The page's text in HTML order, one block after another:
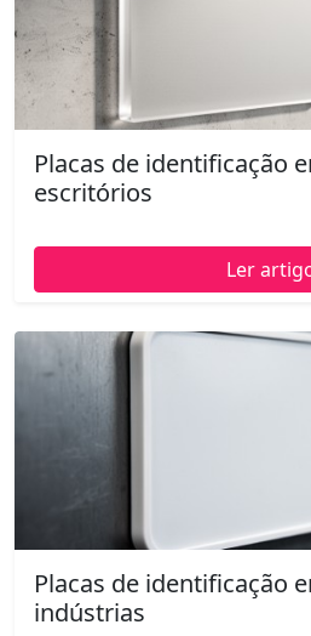
Placas de identificação
escritórios
Ler
Placas de identificação
indústrias